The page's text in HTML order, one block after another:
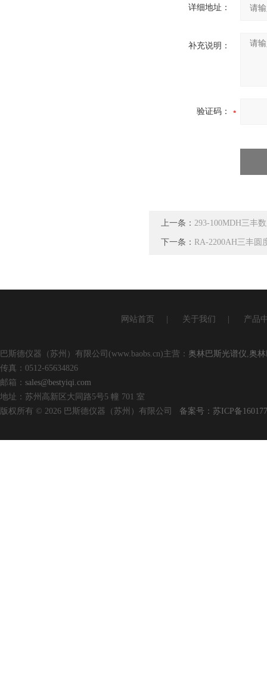
详细地址：
补充说明：
验证码：
上一条： 293-100MDH三丰
下一条： RA-2200AH三丰圆
网站首页 关于我们 产品
巴斯德仪器（苏州）有限公司(www.baobs.cn)主营： 奥林巴斯光谱仪,奥
传真：0512-65634826
邮箱： sales@bestyiqi.com
地址：苏州高新区大同路5号5 幢 701 室
版权所有 © 2026 巴斯德仪器（苏州）有限公司 备案号：苏ICP备